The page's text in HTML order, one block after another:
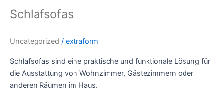
Schlafsofas
Uncategorized / extraform
Schlafsofas sind eine praktische und funktionale Lösung für
die Ausstattung von Wohnzimmer, Gästezimmern oder
anderen Räumen im Haus.